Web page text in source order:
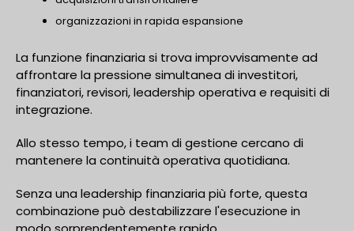
organizzazioni in rapida espansione
La funzione finanziaria si trova improvvisamente ad
affrontare la pressione simultanea di investitori,
finanziatori, revisori, leadership operativa e requisiti di
integrazione.
Allo stesso tempo, i team di gestione cercano di
mantenere la continuità operativa quotidiana.
Senza una leadership finanziaria più forte, questa
combinazione può destabilizzare l'esecuzione in